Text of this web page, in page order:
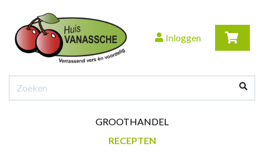
Inloggen
GROOTHANDEL
RECEPTEN